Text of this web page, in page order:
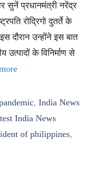
सुनें प्रधानमंत्री नरेंद्र
रोद्रिगो दुतर्ते के
दौरान उन्होंने इस बात
उत्पादों के विनिर्माण से
, India News
India News
of philippines,